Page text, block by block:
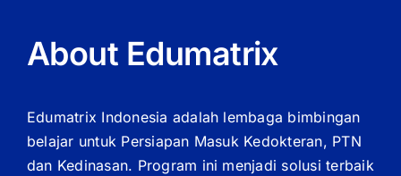
About Edumatrix
Edumatrix Indonesia adalah lembaga bimbingan
belajar untuk Persiapan Masuk Kedokteran, PTN
dan Kedinasan. Program ini menjadi solusi terbaik